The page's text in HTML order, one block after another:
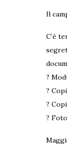
Il
C’è
?
?
?
?